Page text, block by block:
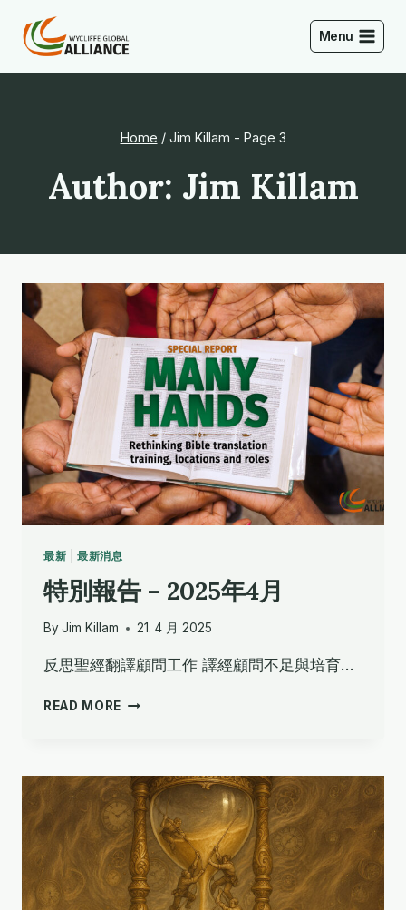
content
Menu
Home / Jim Killam - Page 3
Author: Jim Killam
最新 最新消息
特別報告 – 2025年4月
By Jim Killam 21. 4 月 2025
反思聖經翻譯顧問工作 譯經顧問不足與培育…
READ MORE
–
2025
年
4
月